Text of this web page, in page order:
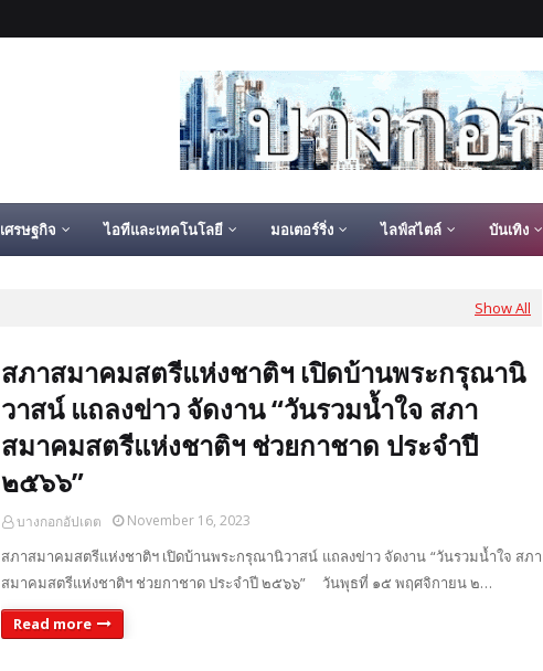
เศรษฐกิจ ไอทีและเทคโนโลยี มอเตอร์ริ่ง ไลฟ์สไตล์ บันเทิง
Show All
สภาสมาคมสตรีแห่งชาติฯ เปิดบ้านพระกรุณานิ
วาสน์ แถลงข่าว จัดงาน “วันรวมน้ำใจ สภา
สมาคมสตรีแห่งชาติฯ ช่วยกาชาด ประจำปี
๒๕๖๖”
บางกอกอัปเดต November 16, 2023
สภาสมาคมสตรีแห่งชาติฯ เปิดบ้านพระกรุณานิวาสน์ แถลงข่าว จัดงาน “วันรวมน้ำใจ สภา
สมาคมสตรีแห่งชาติฯ ช่วยกาชาด ประจำปี ๒๕๖๖” วันพุธที่ ๑๕ พฤศจิกายน ๒…
Read more